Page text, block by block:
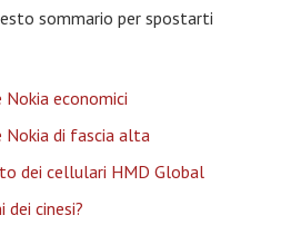
sommario per spostarti
economici
Nokia di fascia alta
dei cellulari HMD Global
dei cinesi?